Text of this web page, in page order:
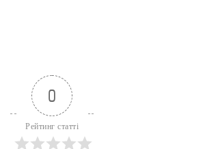
0
Рейтинг статті